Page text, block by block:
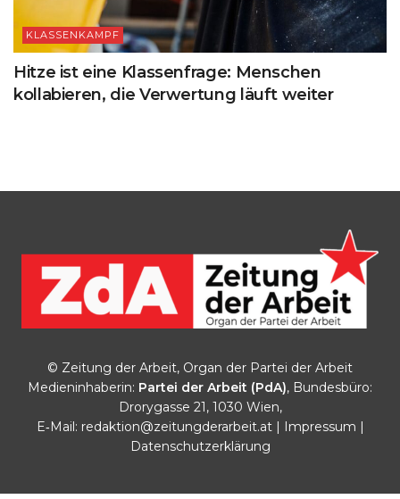
KLASSENKAMPF
Hitze ist eine Klassenfrage: Menschen
kollabieren, die Verwertung läuft weiter
© Zeitung der Arbeit, Organ der Partei der Arbeit
Medieninhaberin: Partei der Arbeit (PdA), Bundesbüro:
Drorygasse 21, 1030 Wien,
E‑Mail: redaktion@zeitungderarbeit.at| Impressum |
Datenschutzerklärung